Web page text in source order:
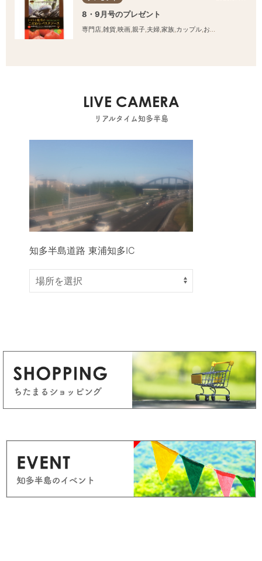
8・9月号のプレゼント
専門店 雑貨 映画 親子 夫婦 家族 カップル おひとりさま
LIVE CAMERA
リアルタイム知多半島
知多半島道路 東浦知多IC